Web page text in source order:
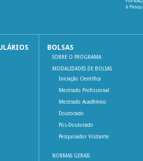
BOLSAS
SOBRE O PROGRAMA
MODALIDADES DE BOLSAS
Iniciação Científica
Mestrado Profissional
Mestrado Acadêmico
Doutorado
Pós-Doutorado
Pesquisador Visitante
NORMAS GERAIS